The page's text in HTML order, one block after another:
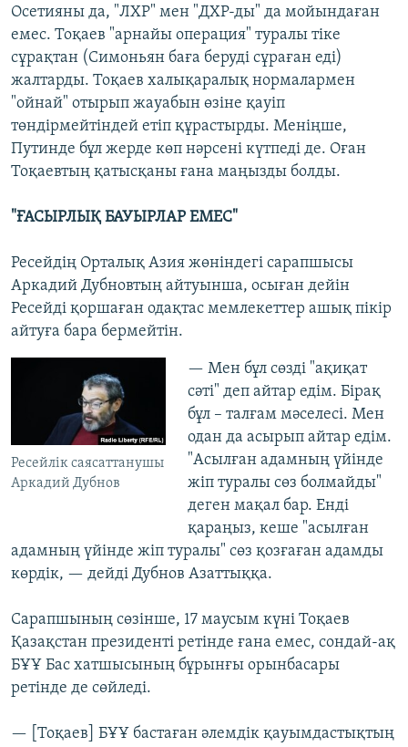
Осетияны да, "ЛХР" мен "ДХР-ды" да мойындаған
емес. Тоқаев "арнайы операция" туралы тіке
сұрақтан (Симоньян баға беруді сұраған еді)
жалтарды. Тоқаев халықаралық нормалармен
"ойнай" отырып жауабын өзіне қауіп
төндірмейтіндей етіп құрастырды. Меніңше,
Путинде бұл жерде көп нәрсені күтпеді де. Оған
Тоқаевтың қатысқаны ғана маңызды болды.
"ҒАСЫРЛЫҚ БАУЫРЛАР ЕМЕС"
Ресейдің Орталық Азия жөніндегі сарапшысы
Аркадий Дубновтың айтуынша, осыған дейін
Ресейді қоршаған одақтас мемлекеттер ашық пікір
айтуға бара бермейтін.
Ресейлік саясаттанушы
Аркадий Дубнов
— Мен бұл сөзді "ақиқат
сәті" деп айтар едім. Бірақ
бұл – талғам мәселесі. Мен
одан да асырып айтар едім.
"Асылған адамның үйінде
жіп туралы сөз болмайды"
деген мақал бар. Енді
қараңыз, кеше "асылған
адамның үйінде жіп туралы" сөз қозғаған адамды
көрдік, — дейді Дубнов Азаттыққа.
Сарапшының сөзінше, 17 маусым күні Тоқаев
Қазақстан президенті ретінде ғана емес, сондай-ақ
БҰҰ Бас хатшысының бұрынғы орынбасары
ретінде де сөйледі.
— [Тоқаев] БҰҰ бастаған әлемдік қауымдастықтың